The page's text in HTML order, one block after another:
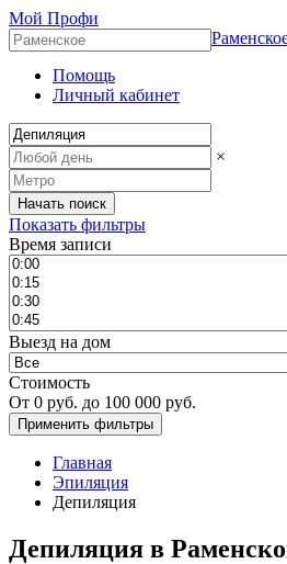
Мой Профи
Помощь
Личный кабинет
×
Показать фильтры
Время записи
Выезд на дом
Стоимость
От 0 руб. до 100 000 руб.
Главная
Эпиляция
Депиляция
Депиляция в